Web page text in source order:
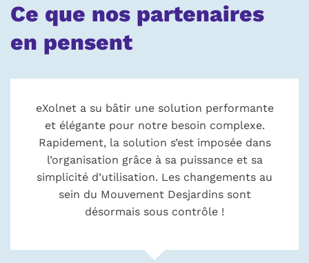
Ce que nos partenaires
en pensent
eXolnet a su bâtir une solution performante
et élégante pour notre besoin complexe.
Rapidement, la solution s’est imposée dans
l’organisation grâce à sa puissance et sa
simplicité d’utilisation. Les changements au
sein du Mouvement Desjardins sont
désormais sous contrôle !